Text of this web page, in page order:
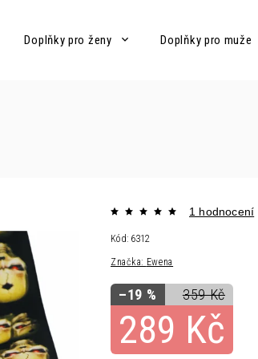
Doplňky pro ženy Doplňky pro muže
Značka: Ewena
1 hodnocení
359 Kč
–19 %
289 Kč
Kód: 6312